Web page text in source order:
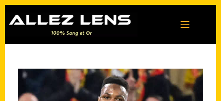
contenu